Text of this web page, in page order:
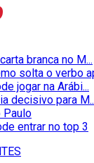
branca no M...
solta o verbo
jogar na Arábi...
decisivo para
Paulo
entrar no top 3